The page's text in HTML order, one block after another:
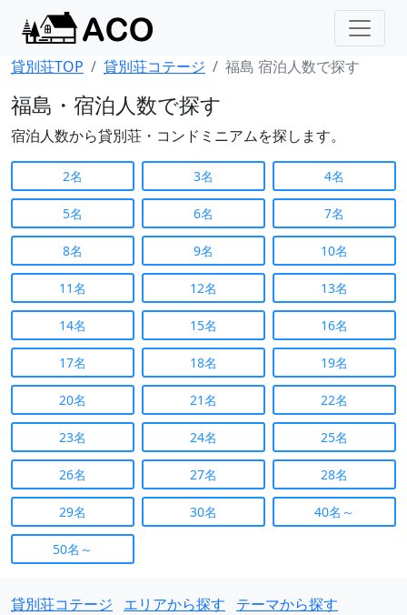
貸別荘TOP 貸別荘コテージ 福島 宿泊人数で探す
福島・宿泊人数で探す
宿泊人数から貸別荘・コンドミニアムを探します。
2名 3名 4名
5名 6名 7名
8名 9名 10名
11名 12名 13名
14名 15名 16名
17名 18名 19名
20名 21名 22名
23名 24名 25名
26名 27名 28名
29名 30名 40名～
50名～
貸別荘コテージ エリアから探す
テーマから探す